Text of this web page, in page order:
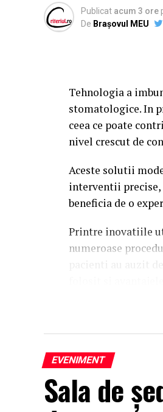
Publicat acum 3 ore
De Brașovul MEU
Tehnologia a
stomatologice. In
ceea ce poate
nivel crescut de
Aceste solutii
interventii precise,
beneficia de o
Printre inovatiile
numeroase
Laserul dentar
tratarea precisa a
caracteristicile
stomatologice.
EVENIMENT
Sala de